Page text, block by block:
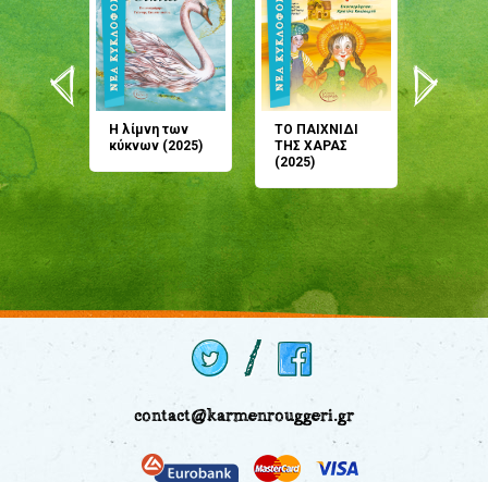
Η λίμνη των
κύκνων (2025)
ΤΟ ΠΑΙΧΝΙΔΙ
ΤΗΣ ΧΑΡΑΣ
(2025)
μου;
(2024)
contact@karmenrouggeri.gr